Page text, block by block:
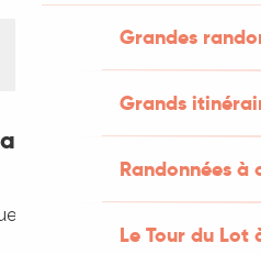
Grandes
Grands
Randonnées
Le Tour du Lot
La Poêle
Lieu-dit Le Cuzoul,